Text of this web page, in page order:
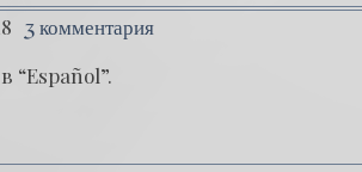
3 комментария
“Español”.